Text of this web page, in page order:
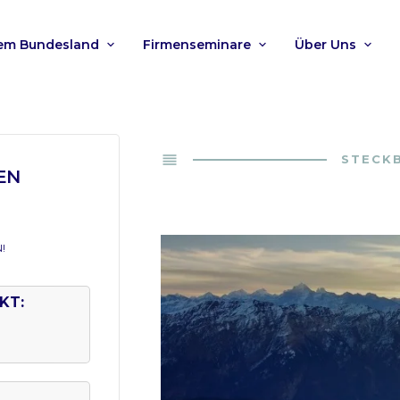
Bundesland Firmenseminare Über Uns
reorder